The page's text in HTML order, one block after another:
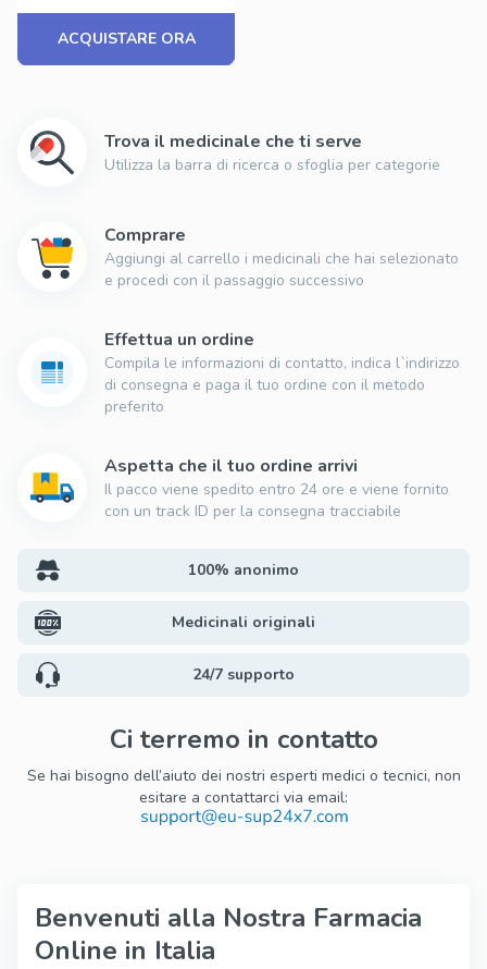
ACQUISTARE ORA
Trova il medicinale che ti serve
Utilizza la barra di ricerca o sfoglia per categorie
Comprare
Aggiungi al carrello i medicinali che hai selezionato
e procedi con il passaggio successivo
Effettua un ordine
Compila le informazioni di contatto, indica l`indirizzo
di consegna e paga il tuo ordine con il metodo
preferito
Aspetta che il tuo ordine arrivi
Il pacco viene spedito entro 24 ore e viene fornito
con un track ID per la consegna tracciabile
100% anonimo
Medicinali originali
24/7 supporto
Ci terremo in contatto
Se hai bisogno dell’aiuto dei nostri esperti medici o tecnici, non
esitare a contattarci via email:
Benvenuti alla Nostra Farmacia
Online in Italia